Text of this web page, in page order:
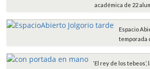
académica de 22
Espacio
temporada
‘El rey de los